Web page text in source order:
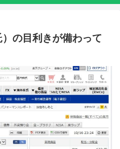
の目利きが備わって